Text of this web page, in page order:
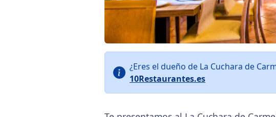
¿Eres el dueño de La Cuchara de
10Restaurantes.es